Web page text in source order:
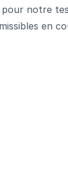
notre
en